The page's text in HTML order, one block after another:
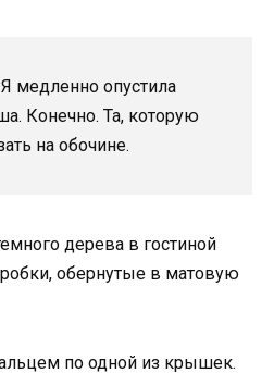
медленно опустила
Конечно. Та, которую
на обочине.
дерева в гостиной
обернутые в матовую
по одной из крышек.